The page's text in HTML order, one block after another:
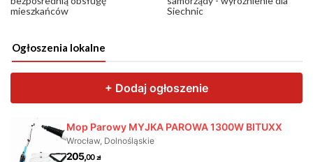
mieszkańców
Siechnic
Ogłoszenia lokalne